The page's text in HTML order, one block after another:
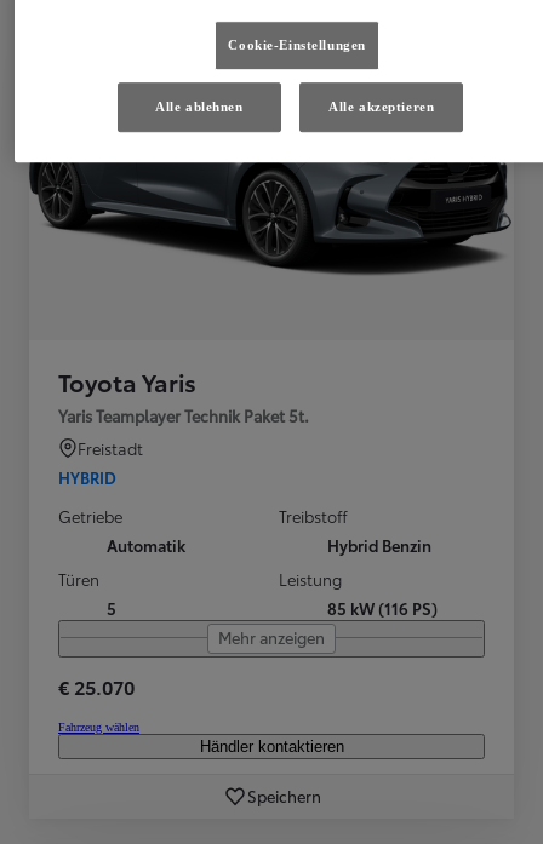
Toyota Yaris
Yaris Teamplayer Technik Paket 5t.
Freistadt
HYBRID
Getriebe
Automatik
Treibstoff
Hybrid Benzin
Türen
5
Leistung
85 kW (116 PS)
Mehr anzeigen
€ 25.070
Fahrzeug wählen
Händler kontaktieren
Speichern
Cookie-Einstellungen
Alle ablehnen Alle akzeptieren